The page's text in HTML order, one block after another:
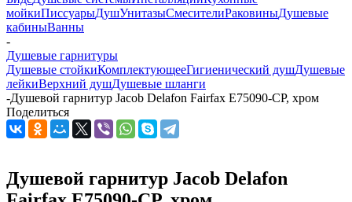
мойкиПиссуарыДушУнитазыСмесителиРаковиныДушевые
кабиныВанны
-
Душевые гарнитуры
Душевые стойкиКомплектующееГигиенический душДушевые
лейкиВерхний душДушевые шланги
-Душевой гарнитур Jacob Delafon Fairfax E75090-CP, хром
Поделиться
Душевой гарнитур Jacob Delafon